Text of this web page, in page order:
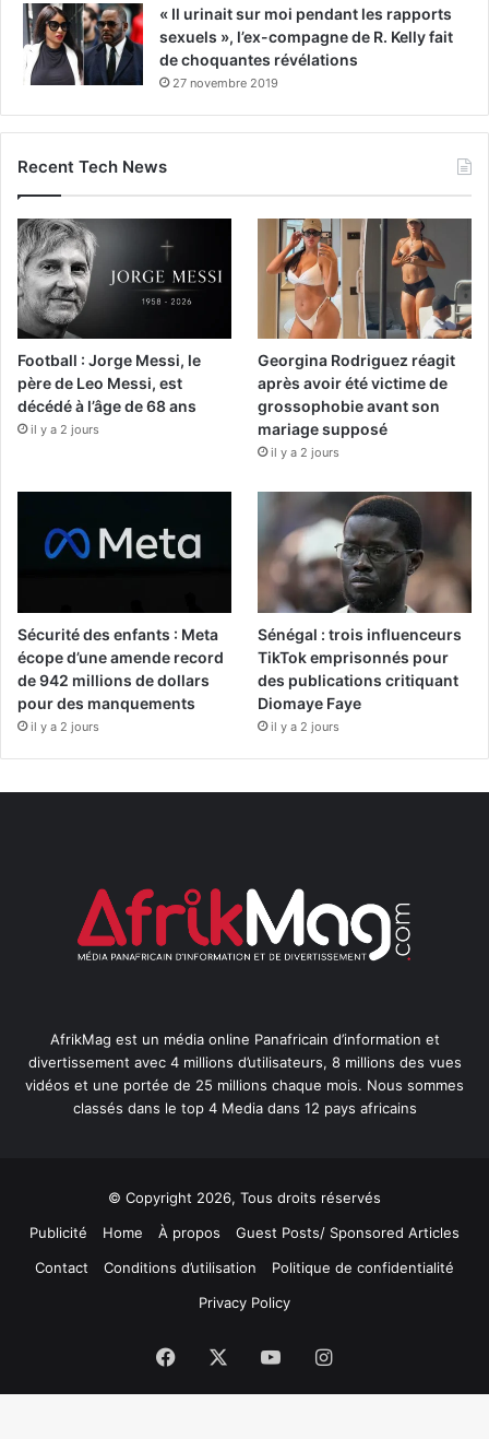
« Il urinait sur moi pendant les rapports
sexuels », l’ex-compagne de R. Kelly fait
de choquantes révélations
27 novembre 2019
Recent Tech News
Football : Jorge Messi, le
père de Leo Messi, est
décédé à l’âge de 68 ans
il y a 2 jours
Georgina Rodriguez réagit
après avoir été victime de
grossophobie avant son
mariage supposé
il y a 2 jours
Sécurité des enfants : Meta
écope d’une amende record
de 942 millions de dollars
pour des manquements
il y a 2 jours
Sénégal : trois influenceurs
TikTok emprisonnés pour
des publications critiquant
Diomaye Faye
il y a 2 jours
AfrikMag est un média online Panafricain d’information et
divertissement avec 4 millions d’utilisateurs, 8 millions des vues
vidéos et une portée de 25 millions chaque mois. Nous sommes
classés dans le top 4 Media dans 12 pays africains
© Copyright 2026, Tous droits réservés
Publicité
Home À propos
Guest Posts/ Sponsored Articles
Contact
Conditions d’utilisation
Politique de confidentialité
Privacy Policy
Facebook YouTubeInstagram